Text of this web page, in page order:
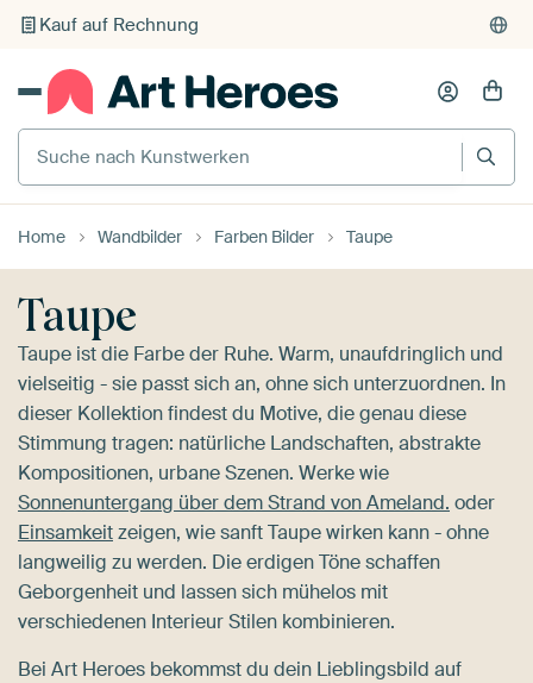
Individueller Druck auf Bestellung
Suche nach Kunstwerken
Home Wandbilder Farben Bilder Taupe
Taupe
Taupe ist die Farbe der Ruhe. Warm, unaufdringlich und
vielseitig - sie passt sich an, ohne sich unterzuordnen. In
dieser Kollektion findest du Motive, die genau diese
Stimmung tragen: natürliche Landschaften, abstrakte
Kompositionen, urbane Szenen. Werke wie
Sonnenuntergang über dem Strand von Ameland. oder
Einsamkeitzeigen, wie sanft Taupe wirken kann - ohne
langweilig zu werden. Die erdigen Töne schaffen
Geborgenheit und lassen sich mühelos mit
verschiedenen Interieur Stilen kombinieren.
Bei Art Heroes bekommst du dein Lieblingsbild auf